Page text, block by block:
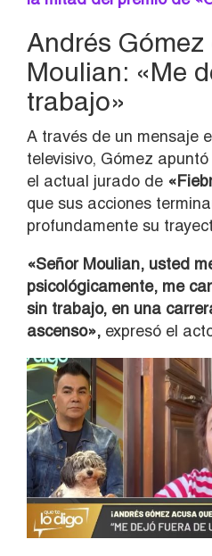
Andrés
Moulian: «Me
trabajo»
A través de un mensaje
televisivo, Gómez
el actual jurado de «
que sus acciones
profundamente su
«Señor Moulian, usted
psicológicamente, me
sin trabajo, en una
ascenso», expresó el